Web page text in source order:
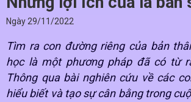
Ngày29/11/2022
Tìm ra con đường riêng của bản
học là một phương pháp đã có từ
Thông qua bài nghiên cứu về các
hiểu biết và tạo sự cân bằng trong